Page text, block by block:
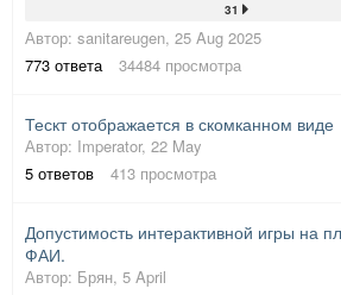
31
Автор: sanitareugen, 25 Aug 2025
773 ответа 34484 просмотра
Тескт отображается в скомканном виде
Автор: Imperator, 22 May
5 ответов 413 просмотра
Допустимость интерактивной игры на
ФАИ.
Автор: Брян, 5 April